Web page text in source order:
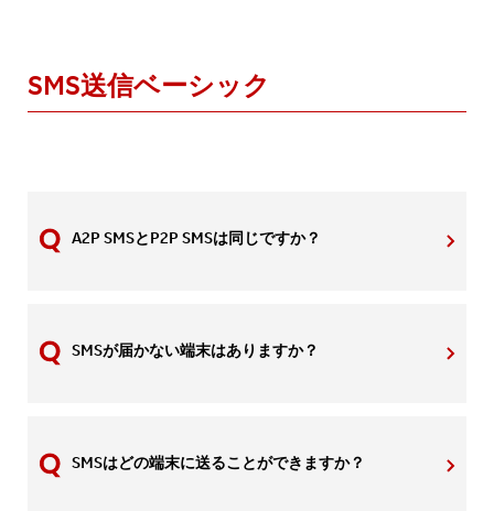
SMS送信ベーシック
A2P SMSとP2P SMSは同じですか？
SMSが届かない端末はありますか？
SMSはどの端末に送ることができますか？